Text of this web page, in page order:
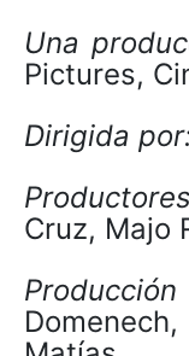
Una
Pictures,
Dirigida
Cruz, Majo